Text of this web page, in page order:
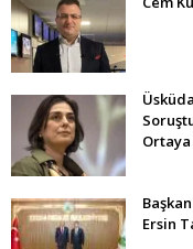
Ortaya
Ersin